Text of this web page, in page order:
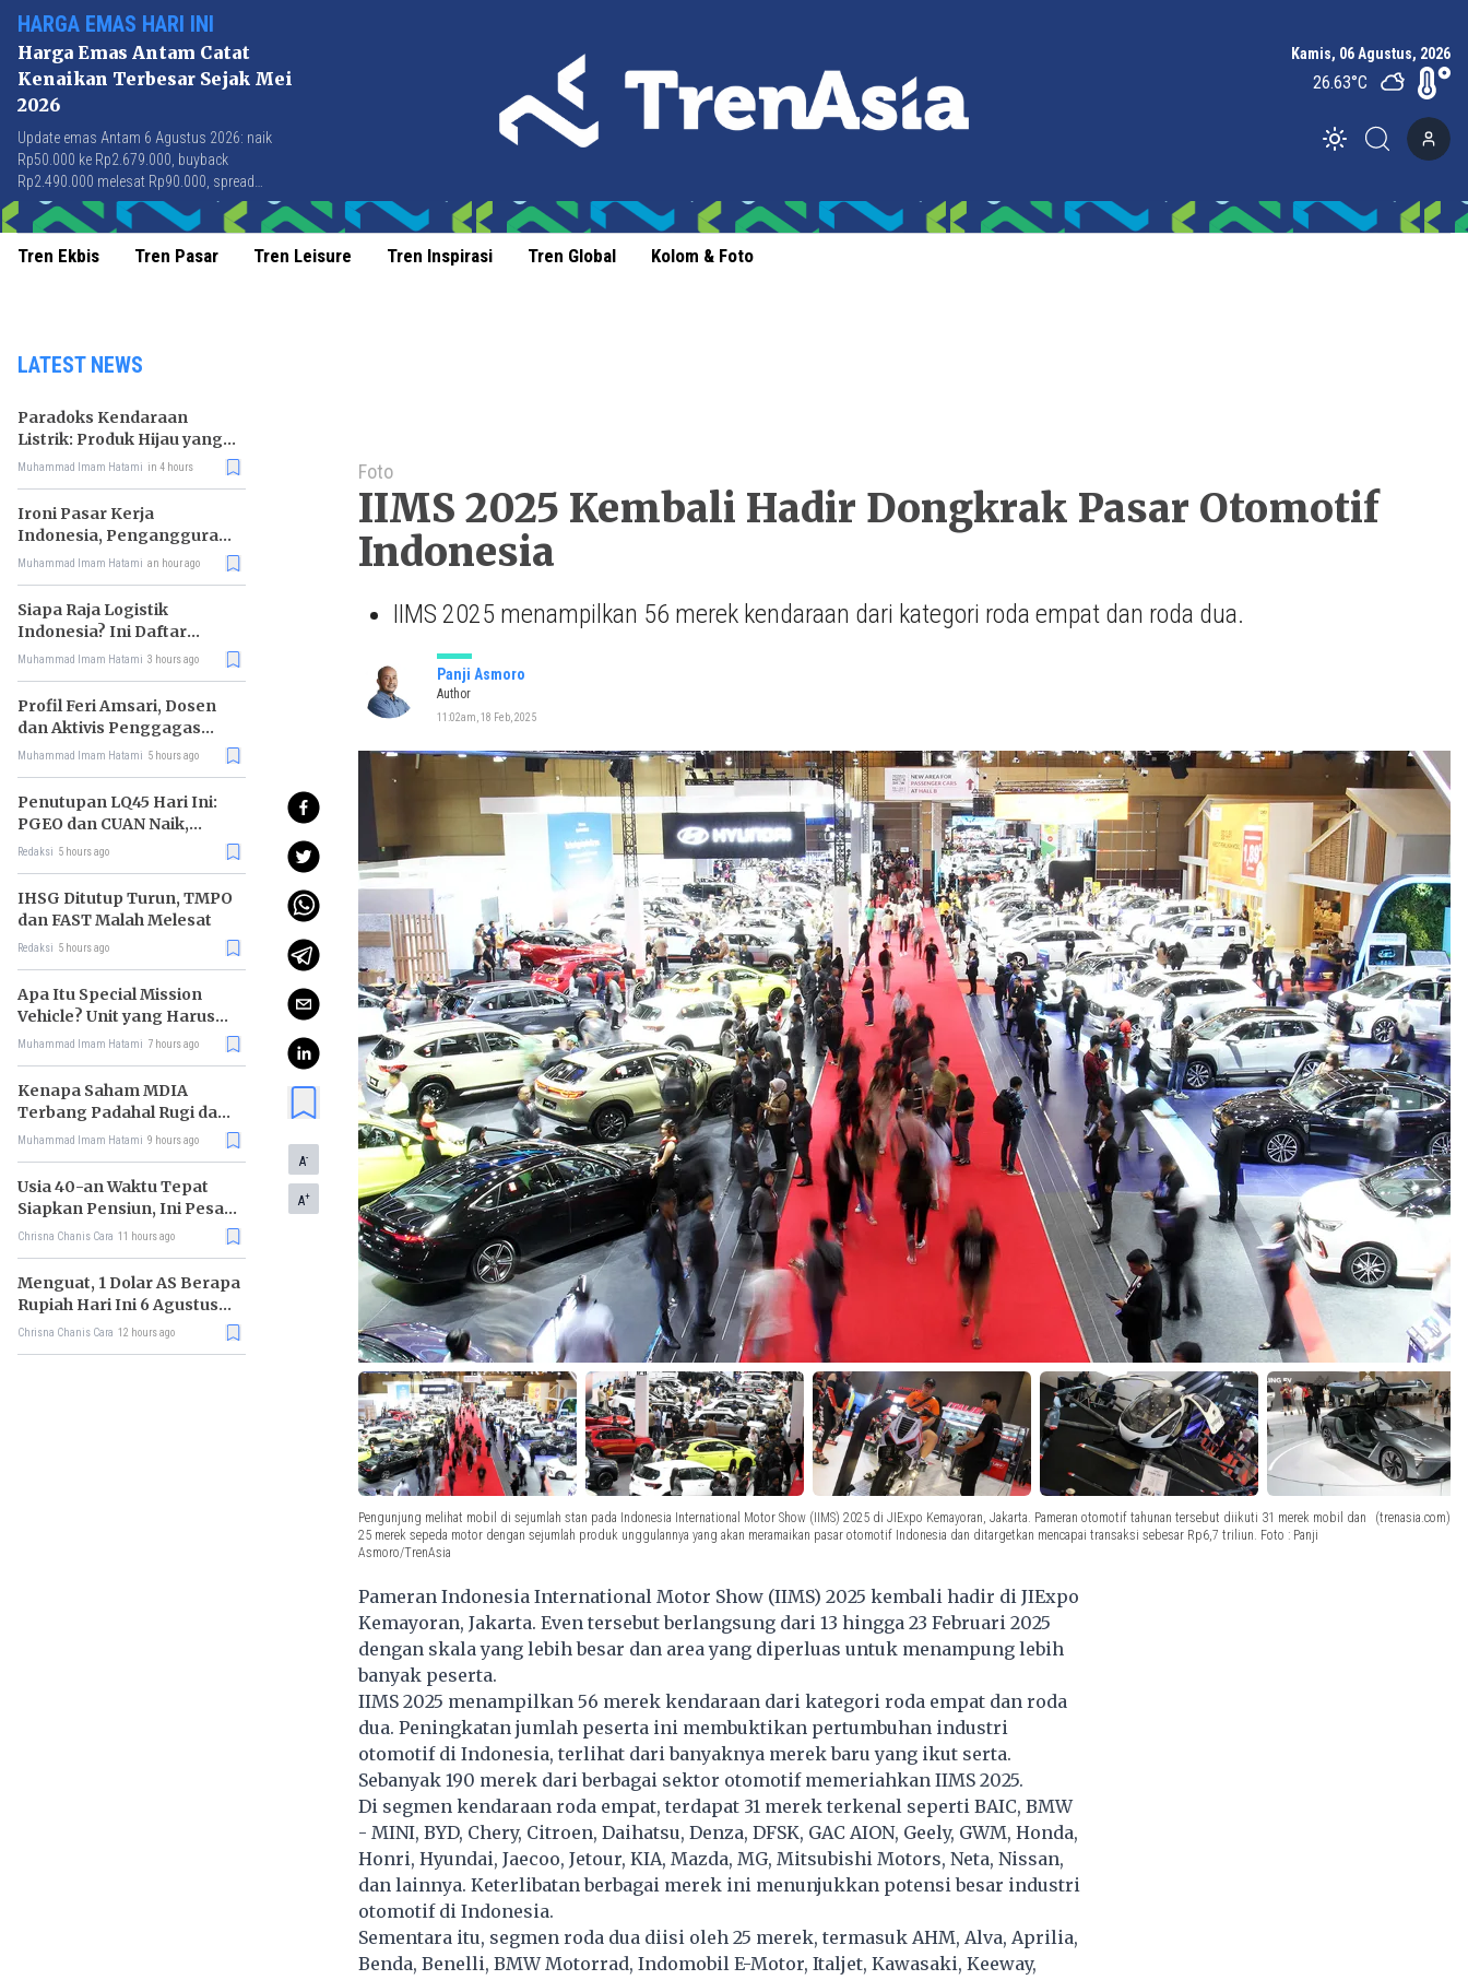
HARGA EMAS HARI INI
Harga Emas Antam Catat
Kenaikan Terbesar Sejak Mei
2026
Update emas Antam 6 Agustus 2026: naik
Rp50.000 ke Rp2.679.000, buyback
Rp2.490.000 melesat Rp90.000, spread
Rp189.000 tersempit sejak awal April 2026.
Kamis, 06 Agustus, 2026
26.63°C
Toggle theme
Tren Ekbis Tren Pasar Tren Leisure Tren Inspirasi Tren Global Kolom & Foto
LATEST NEWS
Paradoks Kendaraan
Listrik: Produk Hijau yang
Ancam Hutan Tropis
Muhammad Imam Hatami in 4 hours
Ironi Pasar Kerja
Indonesia, Pengangguran
Didominasi Lulusan SMK
Muhammad Imam Hatami an hour ago
Siapa Raja Logistik
Indonesia? Ini Daftar
Pemimpin Pasarnya
Muhammad Imam Hatami 3 hours ago
Profil Feri Amsari, Dosen
dan Aktivis Penggagas
Kabinet Bayangan
Muhammad Imam Hatami 5 hours ago
Penutupan LQ45 Hari Ini:
PGEO dan CUAN Naik,
MBMA Turun
Redaksi 5 hours ago
IHSG Ditutup Turun, TMPO
dan FAST Malah Melesat
Redaksi 5 hours ago
Apa Itu Special Mission
Vehicle? Unit yang Harus
Bereskan Utang Whoosh
Muhammad Imam Hatami 7 hours ago
Kenapa Saham MDIA
Terbang Padahal Rugi dan
Terlilit Utang?
Muhammad Imam Hatami 9 hours ago
Usia 40-an Waktu Tepat
Siapkan Pensiun, Ini Pesan
Rhenald Kasali
Chrisna Chanis Cara 11 hours ago
Menguat, 1 Dolar AS Berapa
Rupiah Hari Ini 6 Agustus
2026?
Chrisna Chanis Cara 12 hours ago
A-
A+
Foto
IIMS 2025 Kembali Hadir Dongkrak Pasar Otomotif
Indonesia
IIMS 2025 menampilkan 56 merek kendaraan dari kategori roda empat dan roda dua.
Panji Asmoro
Author
11:02am, 18 Feb, 2025
Pengunjung melihat mobil di sejumlah stan pada Indonesia International Motor Show (IIMS) 2025 di JIExpo Kemayoran, Jakarta. Pameran otomotif tahunan tersebut diikuti 31 merek mobil dan
25 merek sepeda motor dengan sejumlah produk unggulannya yang akan meramaikan pasar otomotif Indonesia dan ditargetkan mencapai transaksi sebesar Rp6,7 triliun. Foto : Panji
Asmoro/TrenAsia
(trenasia.com)
Pameran Indonesia International Motor Show (IIMS) 2025 kembali hadir di JIExpo
Kemayoran, Jakarta. Even tersebut berlangsung dari 13 hingga 23 Februari 2025
dengan skala yang lebih besar dan area yang diperluas untuk menampung lebih
banyak peserta.
IIMS 2025 menampilkan 56 merek kendaraan dari kategori roda empat dan roda
dua. Peningkatan jumlah peserta ini membuktikan pertumbuhan industri
otomotif di Indonesia, terlihat dari banyaknya merek baru yang ikut serta.
Sebanyak 190 merek dari berbagai sektor otomotif memeriahkan IIMS 2025.
Di segmen kendaraan roda empat, terdapat 31 merek terkenal seperti BAIC, BMW
- MINI, BYD, Chery, Citroen, Daihatsu, Denza, DFSK, GAC AION, Geely, GWM, Honda,
Honri, Hyundai, Jaecoo, Jetour, KIA, Mazda, MG, Mitsubishi Motors, Neta, Nissan,
dan lainnya. Keterlibatan berbagai merek ini menunjukkan potensi besar industri
otomotif di Indonesia.
Sementara itu, segmen roda dua diisi oleh 25 merek, termasuk AHM, Alva, Aprilia,
Benda, Benelli, BMW Motorrad, Indomobil E-Motor, Italjet, Kawasaki, Keeway,